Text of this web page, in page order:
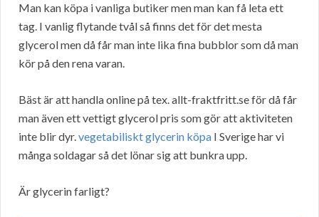
Man kan köpa i vanliga butiker men man kan få leta ett
tag. I vanlig flytande tvål så finns det för det mesta
glycerol men då får man inte lika fina bubblor som då man
kör på den rena varan.
Bäst är att handla online på tex. allt-fraktfritt.se för då får
man även ett vettigt glycerol pris som gör att aktiviteten
inte blir dyr.vegetabiliskt glycerin köpa I Sverige har vi
många soldagar så det lönar sig att bunkra upp.
Är glycerin farligt?